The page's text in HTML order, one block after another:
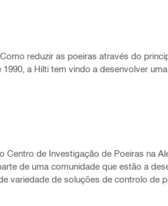
reduzir as poeiras através do
a Hilti tem vindo a desenvolver
Centro de Investigação de Poeiras na
de uma comunidade que estão a
variedade de soluções de controlo de